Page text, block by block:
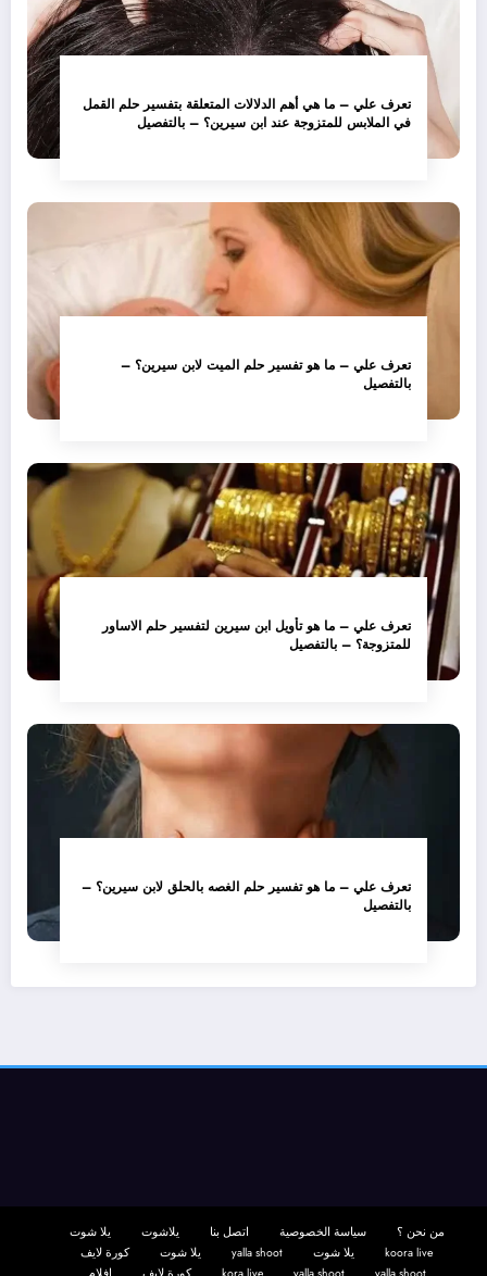
تعرف علي – ما هي أهم الدلالات المتعلقة بتفسير حلم القمل
في الملابس للمتزوجة عند ابن سيرين؟ – بالتفصيل
تعرف علي – ما هو تفسير حلم الميت لابن سيرين؟ –
بالتفصيل
تعرف علي – ما هو تأويل ابن سيرين لتفسير حلم الاساور
للمتزوجة؟ – بالتفصيل
تعرف علي – ما هو تفسير حلم الغصه بالحلق لابن سيرين؟ –
بالتفصيل
من نحن ؟ سياسة الخصوصية اتصل بنا يلاشوت
يلا شوت
koora live
يلا شوت yalla shoot يلا شوت
كورة لايف